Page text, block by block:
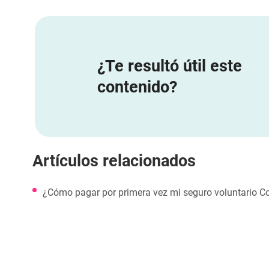
¿Te resultó útil este
contenido?
Artículos relacionados
¿Cómo pagar por primera vez mi seguro voluntario